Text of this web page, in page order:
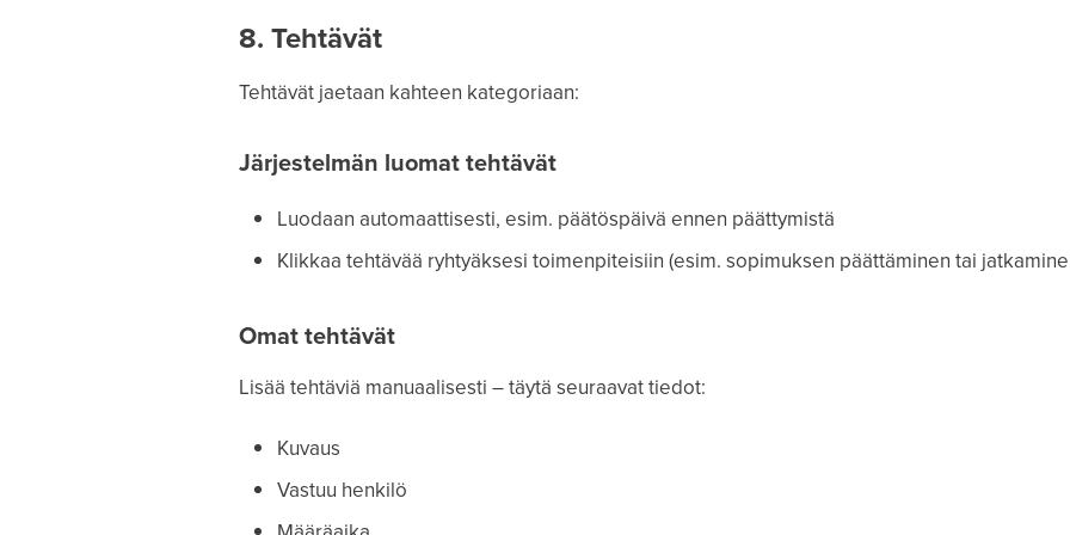
8. Tehtävät
Tehtävät jaetaan kahteen kategoriaan:
Järjestelmän luomat tehtävät
Luodaan automaattisesti, esim. päätöspäivä ennen päättymistä
Klikkaa tehtävää ryhtyäksesi toimenpiteisiin (esim. sopimuksen päättäminen tai
Omat tehtävät
Lisää tehtäviä manuaalisesti – täytä seuraavat tiedot:
Kuvaus
Vastuu henkilö